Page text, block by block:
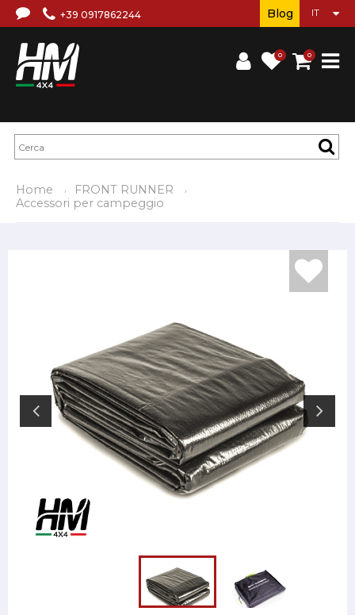
+39 0917862244
0 0
Blog
Home
FRONT RUNNER
Accessori per campeggio